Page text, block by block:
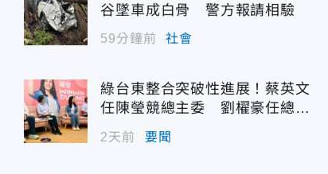
谷墜車成白骨 警方報請相驗
59分鐘前 社會
綠台東整合突破性進展！蔡英文
任陳瑩競總主委 劉櫂豪任總幹
2天前 要聞